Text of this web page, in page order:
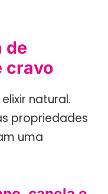
de
cravo
natural.
propriedades
uma